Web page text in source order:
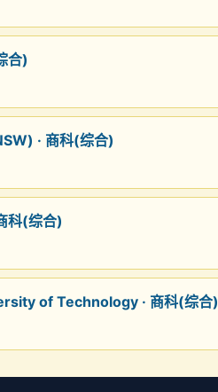
合)
· 商科(综合)
科(综合)
of Technology · 商科(综合)